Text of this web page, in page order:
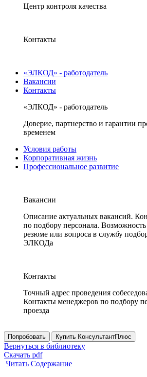
Центр контроля качества
Контакты
«ЭЛКОД» - работодатель
Вакансии
Контакты
«ЭЛКОД» - работодатель
Доверие, партнерство и гарантии
временем
Условия работы
Корпоративная жизнь
Профессиональное развитие
Вакансии
Описание актуальных вакансий.
по подбору персонала.
резюме или вопроса в службу
ЭЛКОДа
Контакты
Точный адрес проведения
Контакты менеджеров по подбору
проезда
Попробовать Купить КонсультантПлюс
Вернуться в библиотеку
Скачать pdf
Читать Содержание